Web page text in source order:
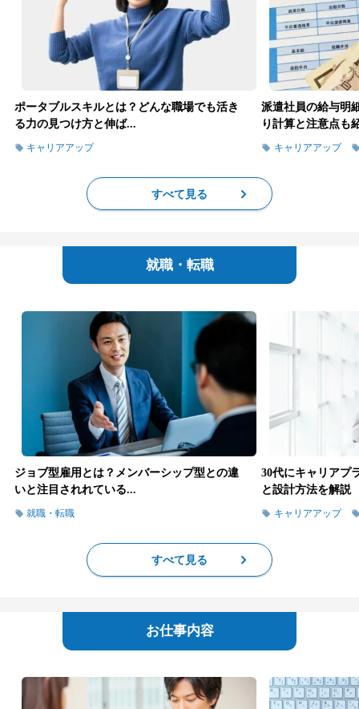
ポータブルスキルとは？どんな職場でも活き
る力の見つけ方と伸ば...
キャリアアップ
派遣社員の給与明
り計算と注意点も
キャリアアップ
すべて見る
就職・転職
ジョブ型雇用とは？メンバーシップ型との違
いと注目されれている...
就職・転職
30代にキャリアプ
と設計方法を解説
キャリアアップ
すべて見る
お仕事内容